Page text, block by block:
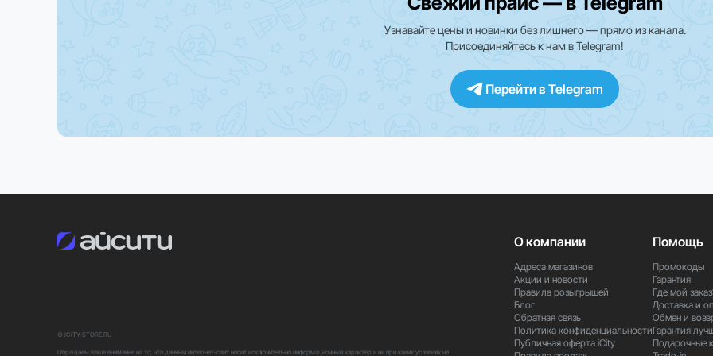
Узнавайте цены и новинки без лишнего — прямо из канала.
Присоединяйтесь к нам в Telegram!
Перейти в Telegram
© ICITY-STORE.RU
Обращаем Ваше внимание на то, что данный интернет-сайт носит исключительно информационный характер и ни при каких условиях не
О компании
Адреса магазинов
Акции и новости
Правила розыгрышей
Блог
Обратная связь
Политика конфиденциальности
Публичная оферта iCity
Помощь
Промокоды
Гарантия
Где мой
Доставка и
Обмен и
Гарантия
Подарочные